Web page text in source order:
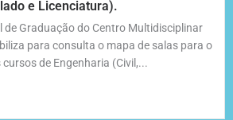
e Licenciatura).
de Graduação do Centro Multidisciplinar
para consulta o mapa de salas para o
de Engenharia (Civil,...